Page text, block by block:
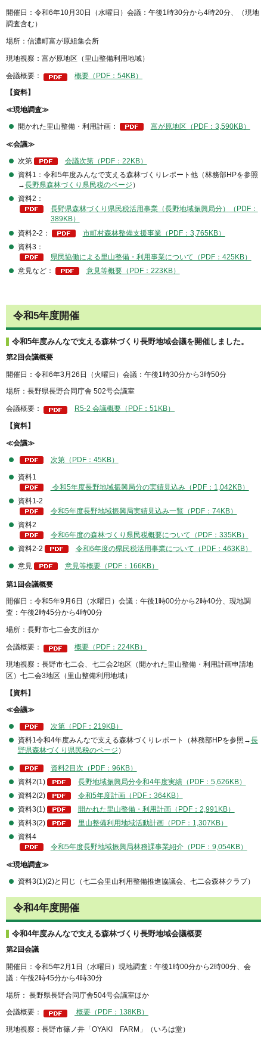
開催日：令和6年10月30日（水曜日）会議：午後1時30分から4時20分、（現地
調査含む）
場所：信濃町富が原組集会所
現地視察：富が原地区（里山整備利用地域）
会議概要： 概要（PDF：54KB）
【資料】
≪現地調査≫
開かれた里山整備・利用計画：
富が原地区（PDF：3,590KB）
≪会議≫
次第
会議次第（PDF：22KB）
資料1：令和5年度みんなで支える森林づくりレポート他（林務部HPを参照
→長野県森林づくり県民税のページ ）
資料2：
長野県森林づくり県民税活用事業（長野地域振興局分）（PDF：
389KB）
資料2-2：
市町村森林整備支援事業（PDF：3,765KB）
資料3：
県民協働による里山整備・利用事業について（PDF：425KB）
意見など：
意見等概要（PDF：223KB）
令和5年度開催
令和5年度みんなで支える森林づくり長野地域会議を開催しました。
第2回会議概要
開催日：令和6年3月26日（火曜日）会議：午後1時30分から3時50分
場所：長野県長野合同庁舎 502号会議室
会議概要： R5-2 会議概要（PDF：51KB）
【資料】
≪会議≫
次第（PDF：45KB）
資料1
令和5年度長野地域振興局分の実績見込み（PDF：1,042KB）
資料1-2
令和5年度長野地域振興局実績見込み一覧（PDF：74KB）
資料2
令和6年度の森林づくり県民税概要について（PDF：335KB）
資料2-2
令和6年度の県民税活用事業について（PDF：463KB）
意見 意見等概要（PDF：166KB）
第1回会議概要
開催日：令和5年9月6日（水曜日）会議：午後1時00分から2時40分、現地調
査：午後2時45分から4時00分
場所：長野市七二会支所ほか
会議概要： 概要（PDF：224KB）
現地視察：長野市七二会、七二会2地区（開かれた里山整備・利用計画申請地
区）七二会3地区（里山整備利用地域）
【資料】
≪会議≫
次第（PDF：219KB）
資料1令和4年度みんなで支える森林づくりレポート（林務部HPを参照→長
野県森林づくり県民税のページ ）
資料2目次（PDF：96KB）
資料2(1)
長野地域振興局分令和4年度実績（PDF：5,626KB）
資料2(2)
令和5年度計画（PDF：364KB）
資料3(1)
開かれた里山整備・利用計画（PDF：2,991KB）
資料3(2)
里山整備利用地域活動計画（PDF：1,307KB）
資料4
令和5年度長野地域振興局林務課事業紹介（PDF：9,054KB）
≪現地調査≫
資料3(1)(2)と同じ（七二会里山利用整備推進協議会、七二会森林クラブ）
令和4年度開催
令和4年度みんなで支える森林づくり長野地域会議概要
第2回会議
開催日：令和5年2月1日（水曜日）現地調査：午後1時00分から2時00分、会
議：午後2時45分から4時30分
場所： 長野県長野合同庁舎504号会議室ほか
会議概要： 概要（PDF：138KB）
現地視察：長野市篠ノ井「OYAKI FARM」（いろは堂）